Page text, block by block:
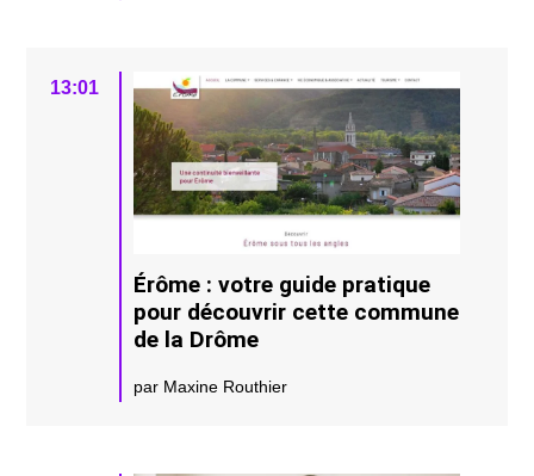
13:01
Érôme : votre guide pratique
pour découvrir cette commune
de la Drôme
par Maxine Routhier